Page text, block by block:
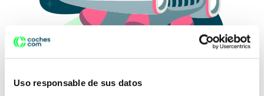
Uso responsable de sus datos